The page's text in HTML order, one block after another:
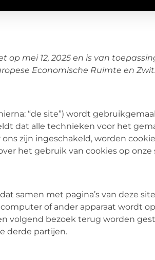
mei 12, 2025 en is van
Economische Ruimte en
“de site”) wordt
dat alle technieken voor het
zijn ingeschakeld, worden
het gebruik van cookies op onze
samen met pagina’s van deze
of ander apparaat wordt
volgend bezoek terug worden
derde partijen.